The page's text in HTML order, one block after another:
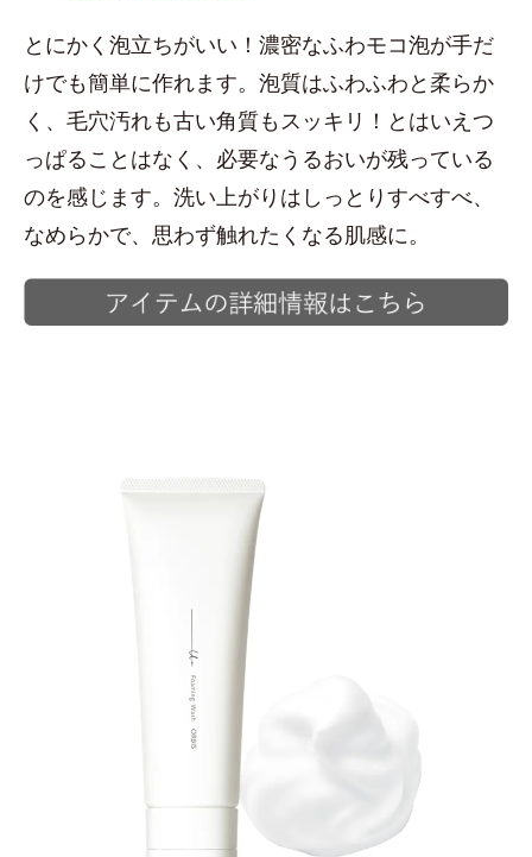
とにかく泡立ちがいい！濃密なふわモコ泡が手だ
けでも簡単に作れます。泡質はふわふわと柔らか
く、毛穴汚れも古い角質もスッキリ！とはいえつ
っぱることはなく、必要なうるおいが残っている
のを感じます。洗い上がりはしっとりすべすべ、
なめらかで、思わず触れたくなる肌感に。